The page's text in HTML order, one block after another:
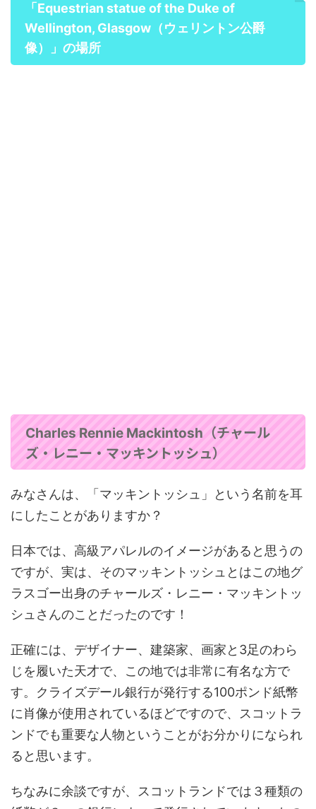
「Equestrian statue of the Duke of
Wellington, Glasgow（ウェリントン公爵
像）」の場所
Charles Rennie Mackintosh （チャール
ズ・レニー・マッキントッシュ）
みなさんは、「マッキントッシュ」という名前を耳
にしたことがありますか？
日本では、高級アパレルのイメージがあると思うの
ですが、実は、そのマッキントッシュとはこの地グ
ラスゴー出身のチャールズ・レニー・マッキントッ
シュさんのことだったのです！
正確には、デザイナー、建築家、画家と3足のわら
じを履いた天才で、この地では非常に有名な方で
す。クライズデール銀行が発行する100ポンド紙幣
に肖像が使用されているほどですので、スコットラ
ンドでも重要な人物ということがお分かりになられ
ると思います。
ちなみに余談ですが、スコットランドでは３種類の